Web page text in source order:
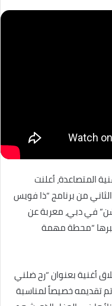
المتصاعدة، أعلنت
الثاني من برنامج “ذا فويس
في دبي، معربة عن
“محطة مهمة
أغنية بعنوان “رح ضلني
خصيصاً لمناسبة